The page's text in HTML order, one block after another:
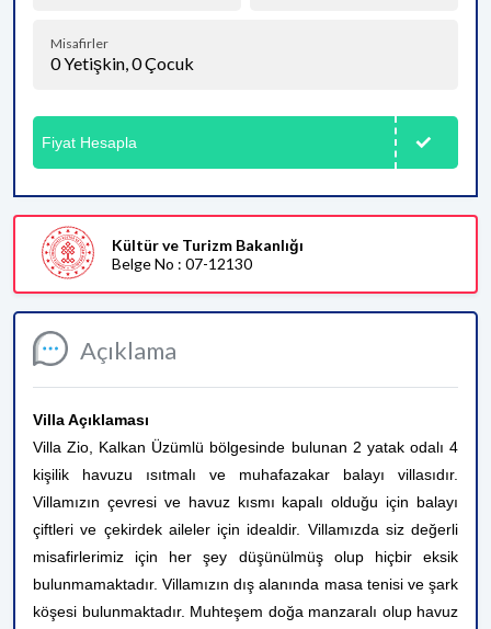
Açıklama
Villa Açıklaması
Villa Zio , Kalkan Üzümlü bölgesinde bulunan 2 yatak odalı 4
kişilik havuzu ısıtmalı ve muhafazakar balayı villasıdır.
Villamızın çevresi ve havuz kısmı kapalı olduğu için balayı
çiftleri ve çekirdek aileler için idealdir. Villamızda siz değerli
misafirlerimiz için her şey düşünülmüş olup hiçbir eksik
bulunmamaktadır. Villamızın dış alanında masa tenisi ve şark
köşesi bulunmaktadır. Muhteşem doğa manzaralı olup havuz
Misafirler
0Yetişkin,0Çocuk
Fiyat Hesapla
Kültür ve Turizm Bakanlığı
Belge No : 07-12130